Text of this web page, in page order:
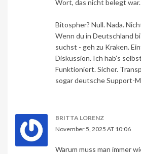
Wort, das nicht belegt war.
Bitospher? Null. Nada.
Wenn du in Deutschland
suchst - geh zu Kraken.
Diskussion. Ich hab’s
Funktioniert. Sicher.
sogar deutsche Support-
BRITTA LORENZ
November 5, 2025 AT 10:06
Warum muss man immer